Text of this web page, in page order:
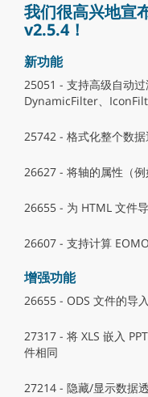
我们很高兴地宣
v2.5.4！
新功能
25051 - 支持高级自动
DynamicFilter、
25742 - 格式化整个数
26627 - 将轴的属性（
26655 - 为 HTML 文件
26607 - 支持计算
增强功能
26655 - ODS 文件的导
27317 - 将 XLS 嵌入
件相同
27214 - 隐藏/显示数据